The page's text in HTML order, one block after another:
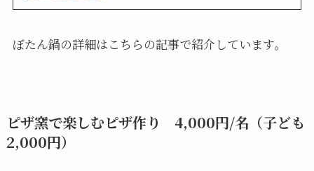
ぼたん鍋の詳細はこちらの記事で紹介しています。
ピザ窯で楽しむピザ作り 4,000円/名（子ども
2,000円）